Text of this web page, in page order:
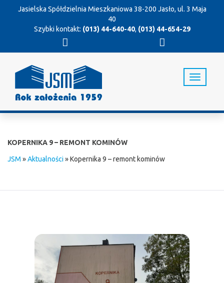
Jasielska Spółdzielnia Mieszkaniowa 38-200 Jasło, ul. 3 Maja
40
Szybki kontakt: (013) 44-640-40, (013) 44-654-29
T
o
KOPERNIKA 9 – REMONT KOMINÓW
JSM »Aktualności»Kopernika 9 – remont kominów